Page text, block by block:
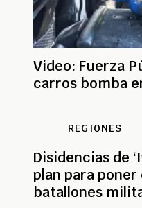
Video: Fuerza
carros bomba
REGIONES
Disidencias de
plan para
batallones